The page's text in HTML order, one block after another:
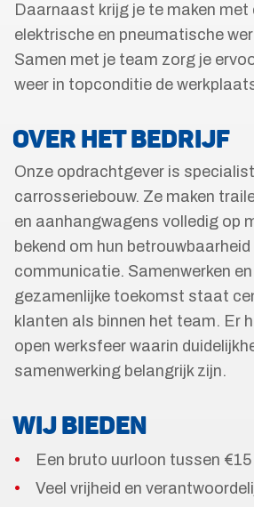
Daarnaast krijg je te maken met
elektrische en pneumatische
Samen met je team zorg je
weer in topconditie de
OVER HET BEDRIJF
Onze opdrachtgever is
carrosseriebouw. Ze maken
en aanhangwagens volledig op
bekend om hun betrouwbaarheid
communicatie. Samenwerken
gezamenlijke toekomst staat
klanten als binnen het team. Er
open werksfeer waarin
samenwerking belangrijk zijn.
WIJ BIEDEN
Een bruto uurloon tussen
Veel vrijheid en